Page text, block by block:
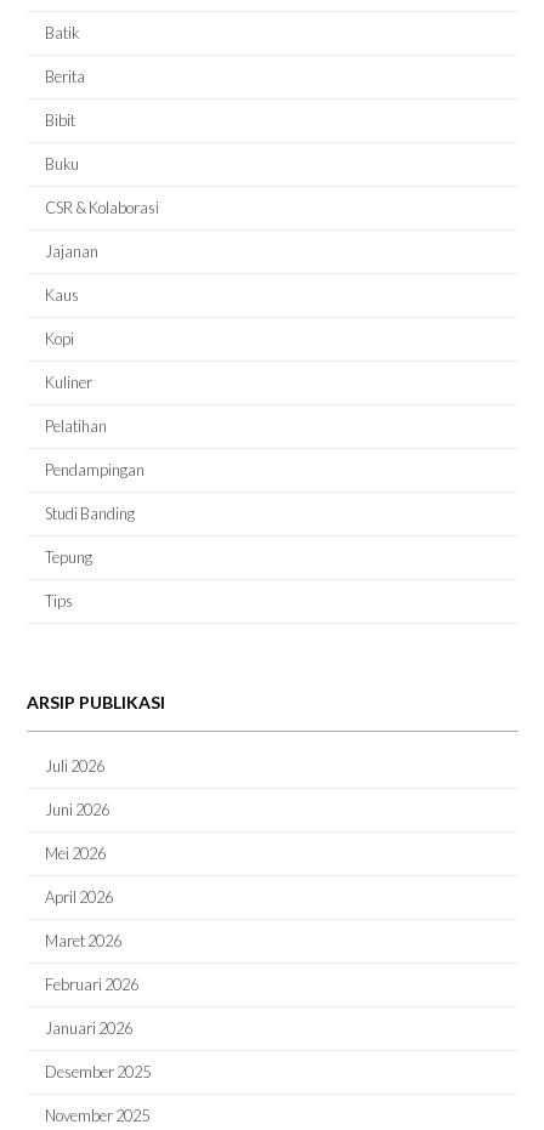
Batik
Berita
Bibit
Buku
CSR & Kolaborasi
Jajanan
Kaus
Kopi
Kuliner
Pelatihan
Pendampingan
Studi Banding
Tepung
Tips
ARSIP PUBLIKASI
Juli 2026
Juni 2026
Mei 2026
April 2026
Maret 2026
Februari 2026
Januari 2026
Desember 2025
November 2025